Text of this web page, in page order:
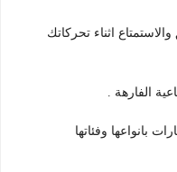
اثناء تحركاتك
الفارهة .
بانواعها وفئاتها